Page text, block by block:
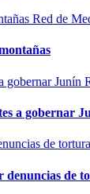
Red de
a gobernar
denuncias de